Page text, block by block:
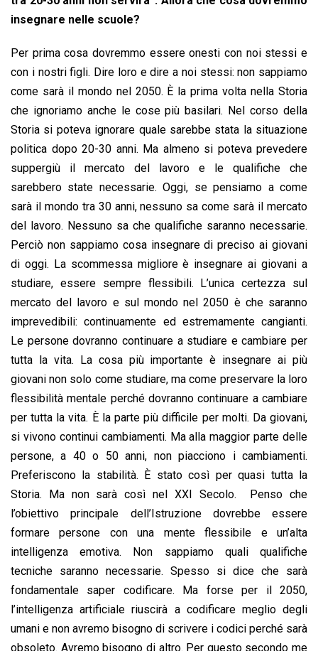
insegnare nelle scuole?
Per prima cosa dovremmo essere onesti con noi stessi e
con i nostri figli. Dire loro e dire a noi stessi: non sappiamo
come sarà il mondo nel 2050. È la prima volta nella Storia
che ignoriamo anche le cose più basilari. Nel corso della
Storia si poteva ignorare quale sarebbe stata la situazione
politica dopo 20-30 anni. Ma almeno si poteva prevedere
suppergiù il mercato del lavoro e le qualifiche che
sarebbero state necessarie. Oggi, se pensiamo a come
sarà il mondo tra 30 anni, nessuno sa come sarà il mercato
del lavoro. Nessuno sa che qualifiche saranno necessarie.
Perciò non sappiamo cosa insegnare di preciso ai giovani
di oggi. La scommessa migliore è insegnare ai giovani a
studiare, essere sempre flessibili. L’unica certezza sul
mercato del lavoro e sul mondo nel 2050 è che saranno
imprevedibili: continuamente ed estremamente cangianti.
Le persone dovranno continuare a studiare e cambiare per
tutta la vita. La cosa più importante è insegnare ai più
giovani non solo come studiare, ma come preservare la loro
flessibilità mentale perché dovranno continuare a cambiare
per tutta la vita. È la parte più difficile per molti. Da giovani,
si vivono continui cambiamenti. Ma alla maggior parte delle
persone, a 40 o 50 anni, non piacciono i cambiamenti.
Preferiscono la stabilità. È stato così per quasi tutta la
Storia. Ma non sarà così nel XXI Secolo. Penso che
l’obiettivo principale dell’Istruzione dovrebbe essere
formare persone con una mente flessibile e un’alta
intelligenza emotiva. Non sappiamo quali qualifiche
tecniche saranno necessarie. Spesso si dice che sarà
fondamentale saper codificare. Ma forse per il 2050,
l’intelligenza artificiale riuscirà a codificare meglio degli
umani e non avremo bisogno di scrivere i codici perché sarà
obsoleto. Avremo bisogno di altro. Per questo secondo me